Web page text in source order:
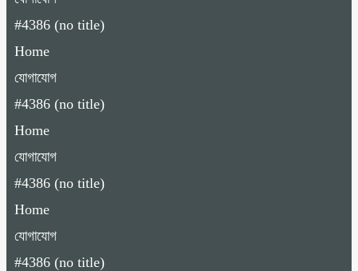
#4386 (no title)
Home
যোগাযোগ
#4386 (no title)
Home
যোগাযোগ
#4386 (no title)
Home
যোগাযোগ
#4386 (no title)